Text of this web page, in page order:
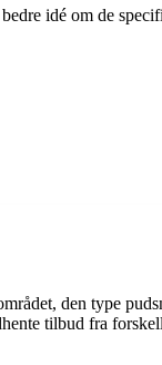
idé om de
den type
tilbud fra